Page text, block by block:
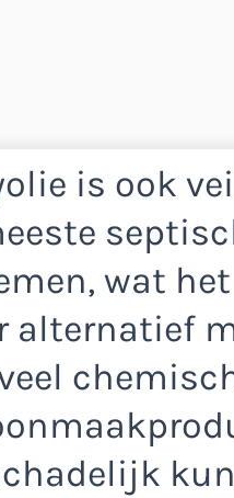
is ook
wat het
alternatief